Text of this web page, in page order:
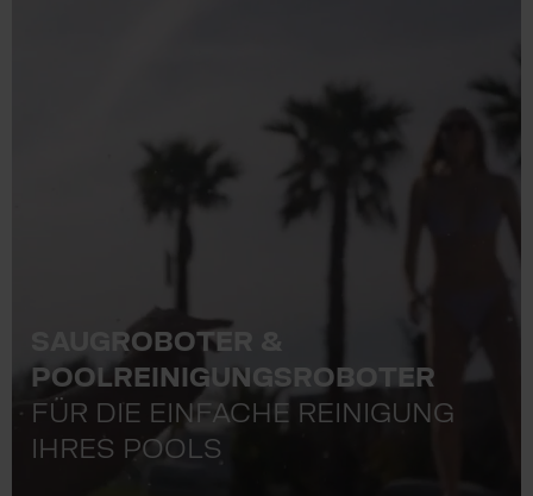
SAUGROBOTER &
POOLREINIGUNGSROBOTER
FÜR DIE EINFACHE REINIGUNG
IHRES POOLS